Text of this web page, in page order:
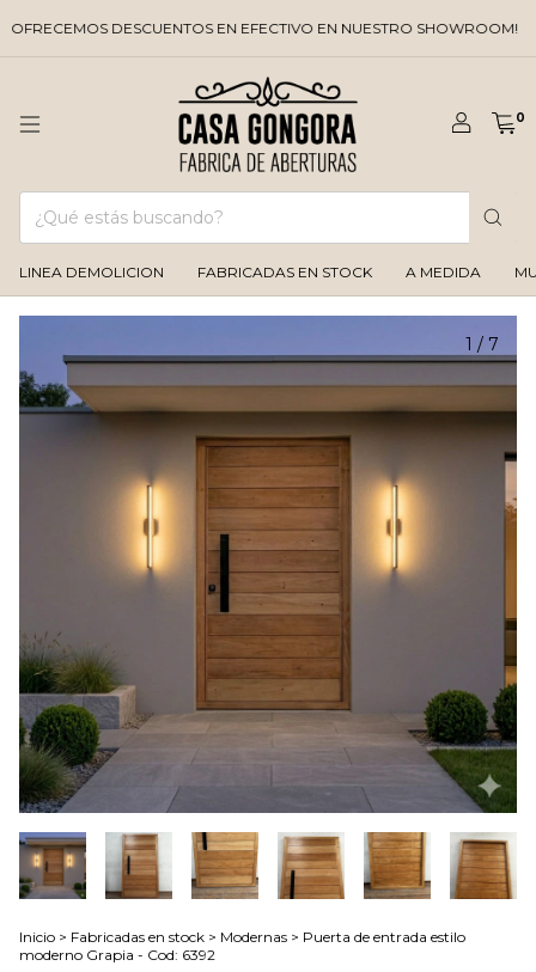
DESCUENTOS EN EFECTIVO EN NUESTRO SHOWROOM! Y LA
0
LINEA DEMOLICION FABRICADAS EN STOCK A MEDIDA
1 / 7
Inicio > Fabricadas en stock > Modernas > Puerta de entrada estilo
moderno Grapia - Cod: 6392